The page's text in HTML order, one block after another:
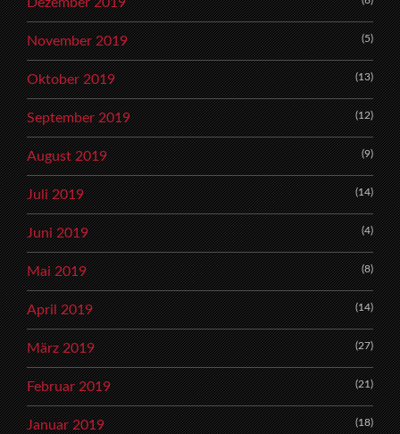
Dezember 2019
November 2019 (5)
Oktober 2019 (13)
September 2019 (12)
August 2019 (9)
Juli 2019 (14)
Juni 2019 (4)
Mai 2019 (8)
April 2019 (14)
März 2019 (27)
Februar 2019 (21)
Januar 2019 (18)